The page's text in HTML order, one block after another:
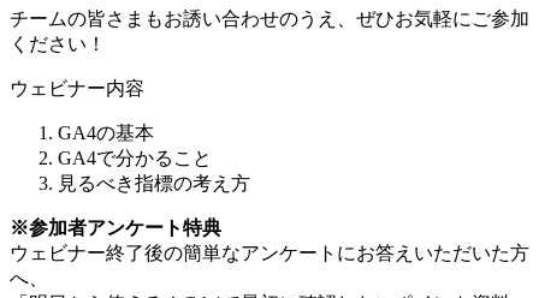
チームの皆さまもお誘い合わせのうえ、ぜひお気軽にご参加
ください！
ウェビナー内容
GA4の基本
GA4で分かること
見るべき指標の考え方
※参加者アンケート特典
ウェビナー終了後の簡単なアンケートにお答えいただいた方
へ、